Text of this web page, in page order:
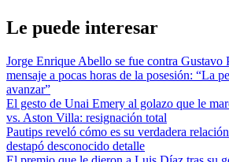
Le puede interesar
Jorge Enrique Abello se fue contra Gustavo
mensaje a pocas horas de la posesión: “La
avanzar”
El gesto de Unai Emery al golazo que le
vs. Aston Villa: resignación total
Pautips reveló cómo es su verdadera
destapó desconocido detalle